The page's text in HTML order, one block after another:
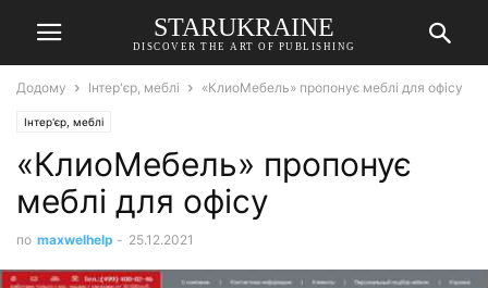
STARUKRAINE
DISCOVER THE ART OF PUBLISHING
Додому Інтер'єр, меблі «КлиоМебель» пропонує меблі для офісу
Інтер'єр, меблі
«КлиоМебель» пропонує
меблі для офісу
по maxwelhelp - 25.12.2021